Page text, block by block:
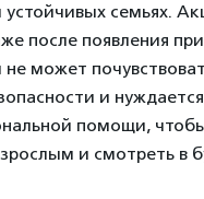
семьях.
после появления
может
и
помощи,
и смотреть в